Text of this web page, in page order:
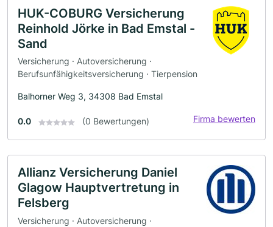
HUK-COBURG Versicherung
Reinhold Jörke in Bad Emstal -
Sand
Versicherung · Autoversicherung ·
Berufsunfähigkeitsversicherung · Tierpension
Balhorner Weg 3, 34308 Bad Emstal
0.0 (0 Bewertungen) Firma bewerten
Allianz Versicherung Daniel
Glagow Hauptvertretung in
Felsberg
Versicherung · Autoversicherung ·